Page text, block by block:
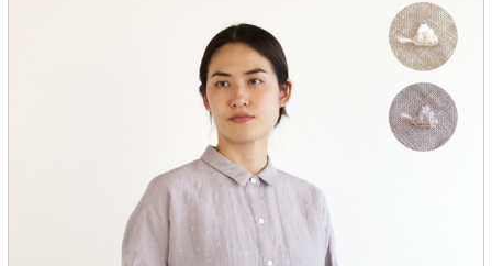
レギンス・インナー
服飾雑貨
全てのアイテム
SALE ITEM
ブランド